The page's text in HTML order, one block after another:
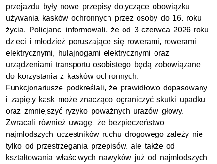
przejazdu były nowe przepisy dotyczące obowiązku
używania kasków ochronnych przez osoby do 16. roku
życia. Policjanci informowali, że od 3 czerwca 2026 roku
dzieci i młodzież poruszające się rowerami, rowerami
elektrycznymi, hulajnogami elektrycznymi oraz
urządzeniami transportu osobistego będą zobowiązane
do korzystania z kasków ochronnych.
Funkcjonariusze podkreślali, że prawidłowo dopasowany
i zapięty kask może znacząco ograniczyć skutki upadku
oraz zmniejszyć ryzyko poważnych urazów głowy.
Zwracali również uwagę, że bezpieczeństwo
najmłodszych uczestników ruchu drogowego zależy nie
tylko od przestrzegania przepisów, ale także od
kształtowania właściwych nawyków już od najmłodszych